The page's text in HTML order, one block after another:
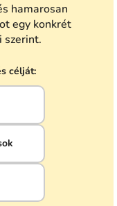
hamarosan
egy konkrét
szerint.
célját: